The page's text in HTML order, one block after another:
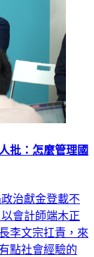
批：怎麼管理國
治獻金登載不
會計師端木正
李文宗扛責，來
點社會經驗的